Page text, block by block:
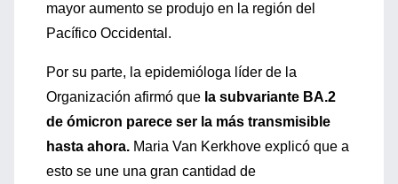
mayor aumento se produjo en la región del
Pacífico Occidental.
Por su parte, la epidemióloga líder de la
Organización afirmó que la subvariante BA.2
de ómicron parece ser la más transmisible
hasta ahora. Maria Van Kerkhove explicó que a
esto se une una gran cantidad de